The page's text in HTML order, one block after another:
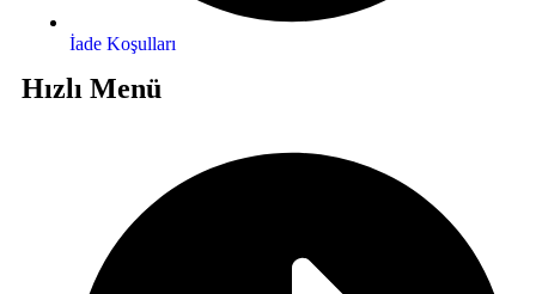
İade Koşulları
Hızlı Menü